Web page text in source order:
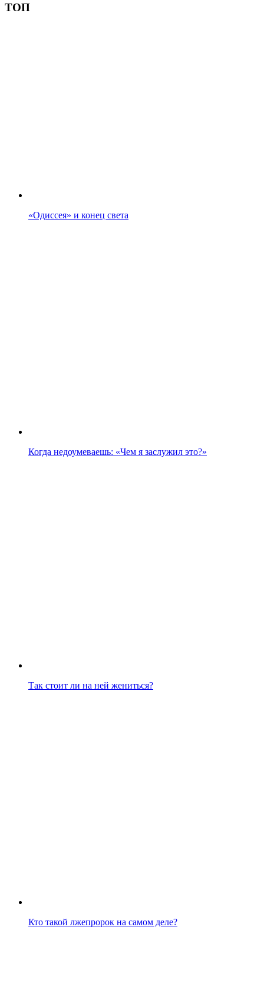
ТОП
«Одиссея» и конец света
Когда недоумеваешь: «Чем я заслужил это?»
Так стоит ли на ней жениться?
Кто такой лжепророк на самом деле?